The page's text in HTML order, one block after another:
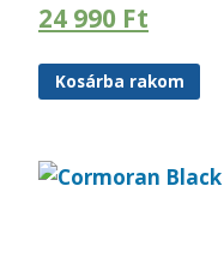
24 990 Ft
Kosárba rakom